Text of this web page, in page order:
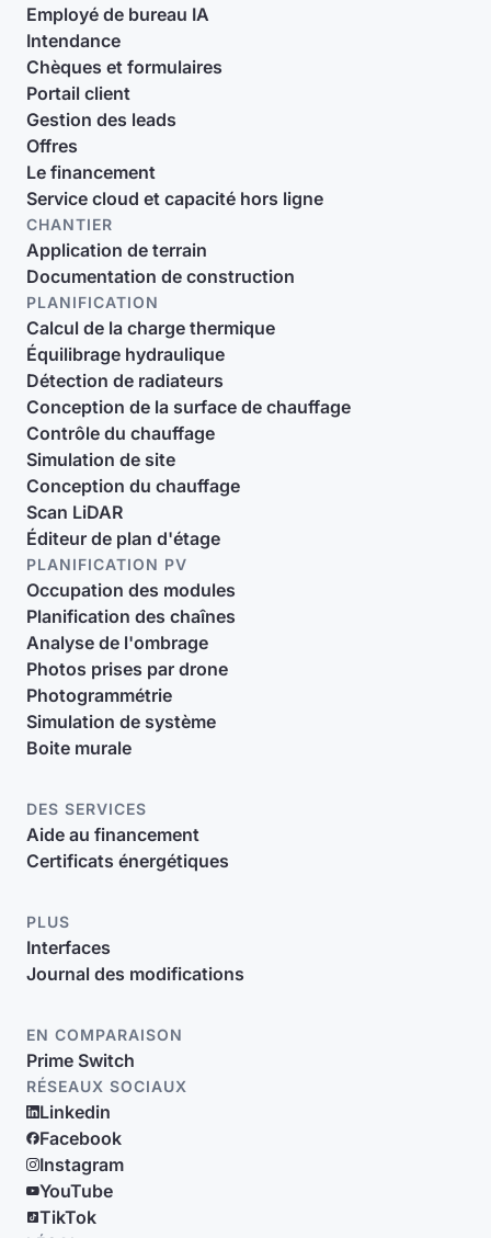
Employé de bureau IA
Intendance
Chèques et formulaires
Portail client
Gestion des leads
Offres
Le financement
Service cloud et capacité hors ligne
CHANTIER
Application de terrain
Documentation de construction
PLANIFICATION
Calcul de la charge thermique
Équilibrage hydraulique
Détection de radiateurs
Conception de la surface de chauffage
Contrôle du chauffage
Simulation de site
Conception du chauffage
Scan LiDAR
Éditeur de plan d'étage
PLANIFICATION PV
Occupation des modules
Planification des chaînes
Analyse de l'ombrage
Photos prises par drone
Photogrammétrie
Simulation de système
Boite murale
DES SERVICES
Aide au financement
Certificats énergétiques
PLUS
Interfaces
Journal des modifications
EN COMPARAISON
Prime Switch
RÉSEAUX SOCIAUX
Linkedin
Facebook
Instagram
YouTube
TikTok